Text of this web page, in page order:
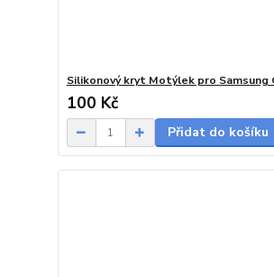
Silikonový kryt Motýlek pro Samsung
100 Kč
Přidat do košíku